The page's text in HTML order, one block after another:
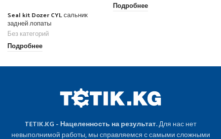
Seal kit Dozer CYL сальник
задней лопаты
Без категорий
Подробнее
Подробнее
TETIK.KG - Нацеленность на результат.Для нас нет
невыполнимой работы, мы справляемся с самыми сложными